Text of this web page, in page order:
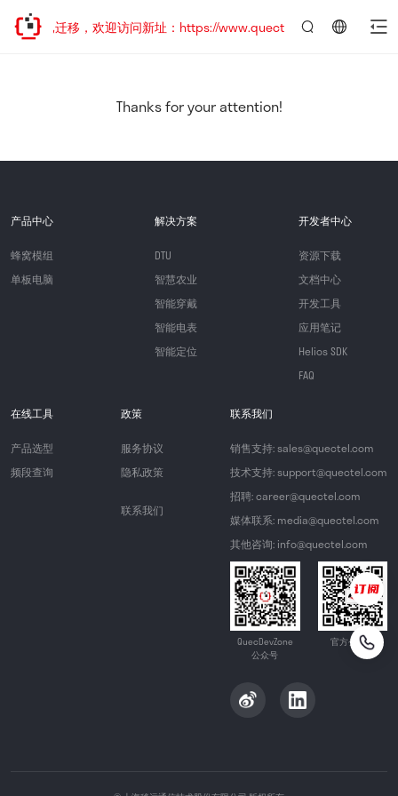
地址已迁移，欢迎访问新址：https://www.quectel.com.cn
Thanks for your attention!
产品中心
蜂窝模组
单板电脑
解决方案
DTU
智慧农业
智能穿戴
智能电表
智能定位
开发者中心
资源下载
文档中心
开发工具
应用笔记
Helios SDK
FAQ
在线工具
产品选型
频段查询
政策
服务协议
隐私政策
联系我们
联系我们
销售支持: sales@quectel.com
技术支持: support@quectel.com
招聘: career@quectel.com
媒体联系: media@quectel.com
其他咨询: info@quectel.com
QuecDevZone
公众号
官方公众号